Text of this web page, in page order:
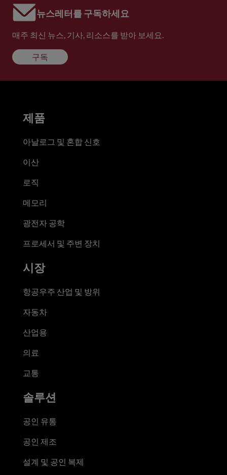
뉴스레터를 구독하세요
매주 최신 뉴스, 기사, 리소스를 받아 보세요.
구독
제품
아날로그 및 혼합 신호
이산
로직
메모리
광전자 공학
프로세서 및 주변 장치
시장
항공우주 산업 및 방위
자동차
산업용
의료
교통
솔루션
공인 유통
공인 제조
설계 및 공인 복제